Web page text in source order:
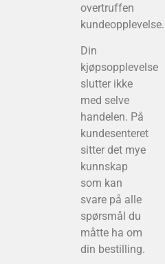
overtruffen
kundeopplevelse.
Din
kjøpsopplevelse
slutter ikke
med selve
handelen. På
kundesenteret
sitter det mye
kunnskap
som kan
svare på alle
spørsmål du
måtte ha om
din bestilling.